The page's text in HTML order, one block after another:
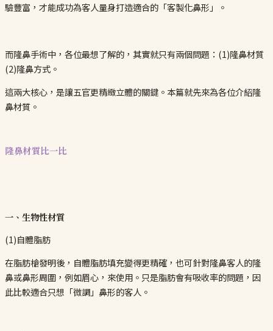
驗豐富，才能成功為客人量身打造適合的「客製化鼻形」。
而隆鼻手術中，各位最想了解的，其實就只有兩個問題：(1)隆鼻材質
(2)隆鼻方式。
這兩大核心，是讓五官更精緻立體的關鍵。本篇就先來為各位介紹隆
鼻材質。
隆鼻材質比一比
一、生物性材質
(1)自體脂肪
在脂肪槍發明後，自體脂肪填充變得更精確，也可針對隆鼻客人的隆
鼻或鼻形周圍，例如眉心，來使用。只是脂肪會有吸收率的問題，因
此比較適合只想「微調」鼻形的客人。